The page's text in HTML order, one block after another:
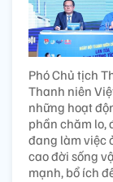
Phó Chủ tịch
Thanh niên
những hoạt
phần chăm lo,
đang làm việc
cao đời sống
mạnh, bổ ích